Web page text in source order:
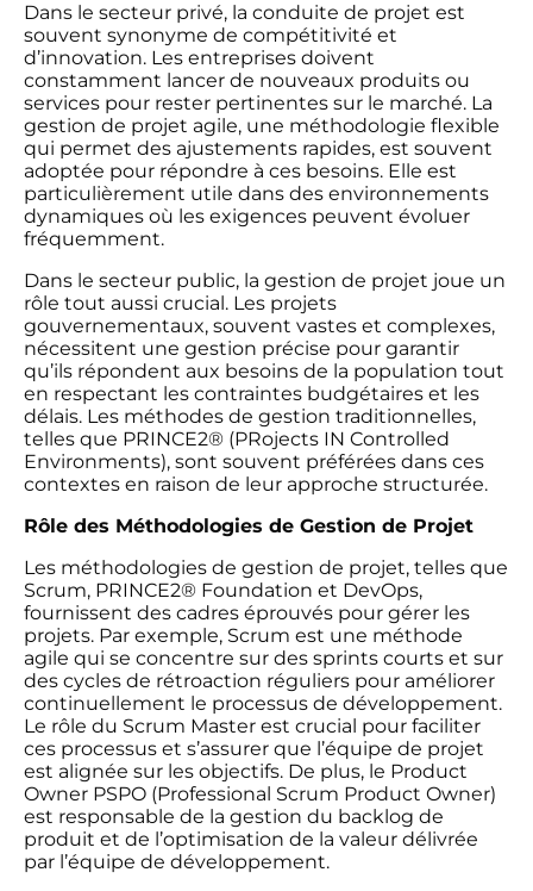
Dans le secteur privé, la conduite de projet est
souvent synonyme de compétitivité et
d’innovation. Les entreprises doivent
constamment lancer de nouveaux produits ou
services pour rester pertinentes sur le marché. La
gestion de projet agile, une méthodologie flexible
qui permet des ajustements rapides, est souvent
adoptée pour répondre à ces besoins. Elle est
particulièrement utile dans des environnements
dynamiques où les exigences peuvent évoluer
fréquemment.
Dans le secteur public, la gestion de projet joue un
rôle tout aussi crucial. Les projets
gouvernementaux, souvent vastes et complexes,
nécessitent une gestion précise pour garantir
qu’ils répondent aux besoins de la population tout
en respectant les contraintes budgétaires et les
délais. Les méthodes de gestion traditionnelles,
telles que PRINCE2® (PRojects IN Controlled
Environments), sont souvent préférées dans ces
contextes en raison de leur approche structurée.
Rôle des Méthodologies de Gestion de Projet
Les méthodologies de gestion de projet, telles que
Scrum, PRINCE2® Foundation et DevOps,
fournissent des cadres éprouvés pour gérer les
projets. Par exemple, Scrum est une méthode
agile qui se concentre sur des sprints courts et sur
des cycles de rétroaction réguliers pour améliorer
continuellement le processus de développement.
Le rôle du Scrum Master est crucial pour faciliter
ces processus et s’assurer que l’équipe de projet
est alignée sur les objectifs. De plus, le Product
Owner PSPO (Professional Scrum Product Owner)
est responsable de la gestion du backlog de
produit et de l’optimisation de la valeur délivrée
par l’équipe de développement.